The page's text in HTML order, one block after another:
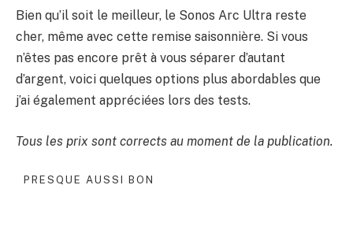
Bien qu’il soit le meilleur, le Sonos Arc Ultra reste
cher, même avec cette remise saisonnière. Si vous
n’êtes pas encore prêt à vous séparer d’autant
d’argent, voici quelques options plus abordables que
j’ai également appréciées lors des tests.
Tous les prix sont corrects au moment de la publication.
PRESQUE AUSSI BON